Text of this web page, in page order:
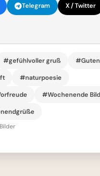
Telegram X / Twitter
#gefühlvoller gruß
#naturpoesie
#Wochenende